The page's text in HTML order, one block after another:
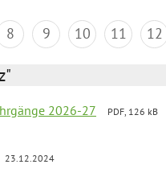
8 9 10 11 12
2026-27 PDF, 126 kB
23.12.2024